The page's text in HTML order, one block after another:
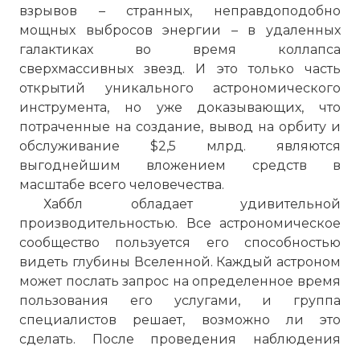
взрывов – странных, неправдоподобно
мощных выбросов энергии – в удаленных
галактиках во время коллапса
сверхмассивных звезд. И это только часть
открытий уникального астрономического
инструмента, но уже доказывающих, что
потраченные на создание, вывод на орбиту и
обслуживание $2,5 млрд. являются
выгоднейшим вложением средств в
масштабе всего человечества.
Хаббл обладает удивительной
производительностью. Все астрономическое
сообщество пользуется его способностью
видеть глубины Вселенной. Каждый астроном
может послать запрос на определенное время
пользования его услугами, и группа
специалистов решает, возможно ли это
сделать. После проведения наблюдения